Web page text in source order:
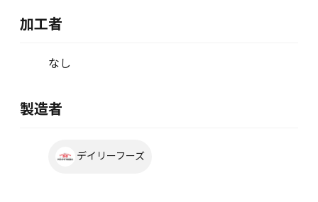
加工者
なし
製造者
デイリーフーズ